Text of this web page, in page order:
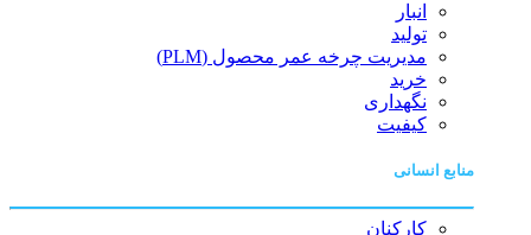
انبار
تولید
مدیریت چرخه عمر محصول (PLM)
خرید
نگهداری
کیفیت
منابع انسانی
کارکنان